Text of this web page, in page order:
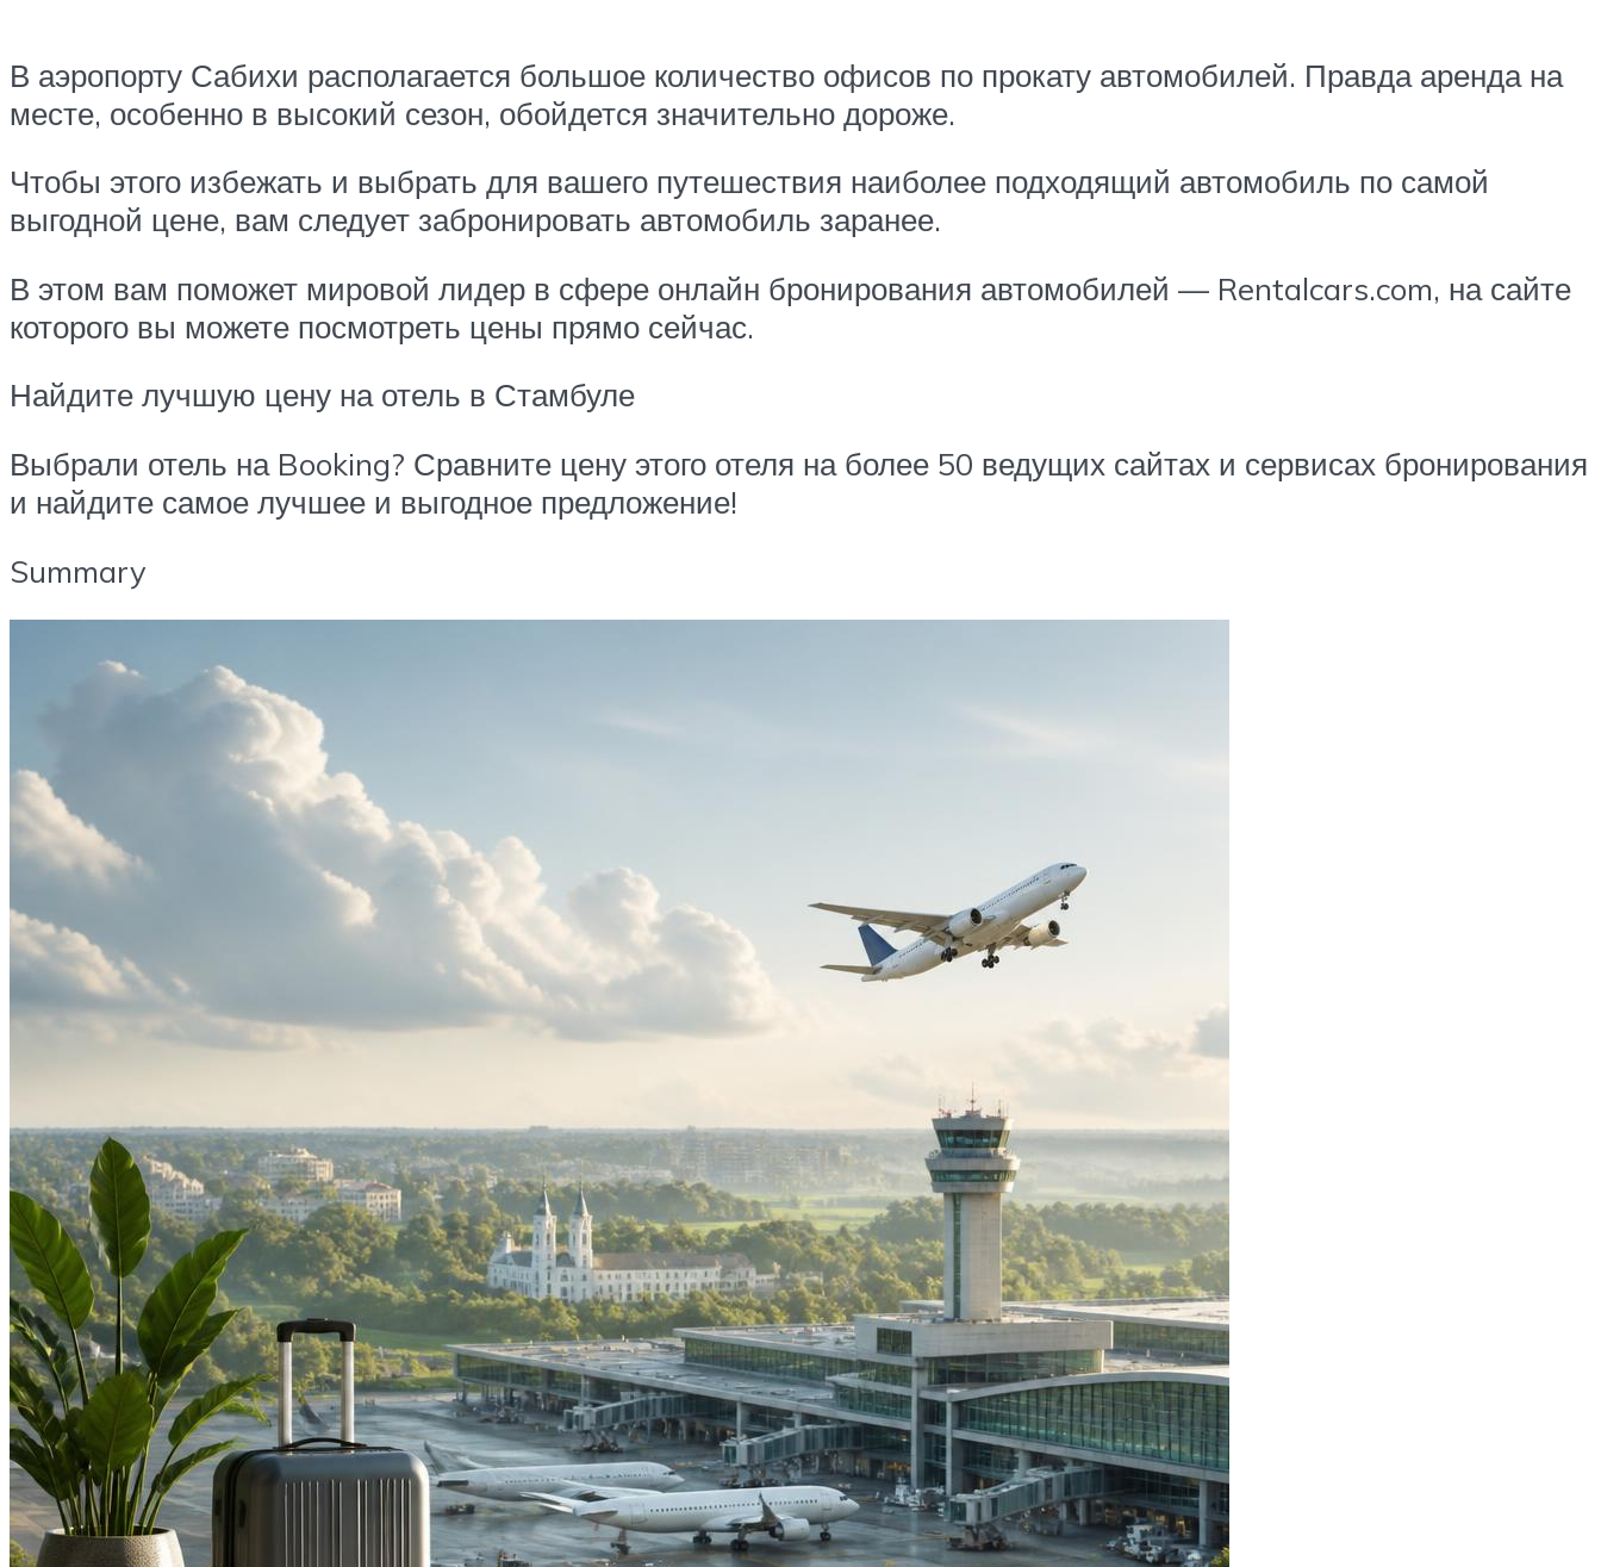
В аэропорту Сабихи располагается большое количество офисов по прокату автомобилей. Правда аренда на
месте, особенно в высокий сезон, обойдется значительно дороже.
Чтобы этого избежать и выбрать для вашего путешествия наиболее подходящий автомобиль по самой
выгодной цене, вам следует забронировать автомобиль заранее.
В этом вам поможет мировой лидер в сфере онлайн бронирования автомобилей — Rentalcars.com, на сайте
которого вы можете посмотреть цены прямо сейчас.
Найдите лучшую цену на отель в Стамбуле
Выбрали отель на Booking? Сравните цену этого отеля на более 50 ведущих сайтах и сервисах бронирования
и найдите самое лучшее и выгодное предложение!
Summary